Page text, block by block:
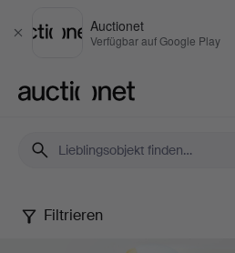
Schließen
Auctionet
Verfügbar auf Google Play
Contemporary
Filtrieren